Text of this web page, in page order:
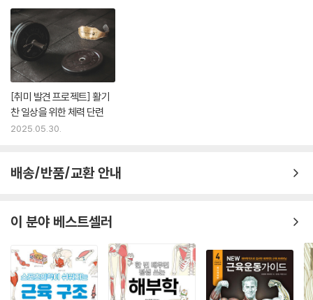
에서 개인의 상태, 나이, 환경 등을 고려해 자신에게 맞는 운동을 선택하는
것은 결코 쉬운 일이 아닙니다. 이 책은 마치 에베레스트를 안내하는 셰르
파처럼, "어떻게 운동을 시작해야 할까?"라는 고민에 길잡이가 되어줍니
다. '건강'이라는 산을 오르기 위해 꼭 알아야 할 기초 지식과 운동 방법을
누구나 이해하기 쉽게 풀어냈으며, 다양한 상황에서 적용할 수 있도록 안
내합니다.
- 이진 (스포츠 사이언스 랩(SSL) 헤드 코치)
운동 지도사들에게는 몸의 기능적 움직임을 다시 고민할 기회를 제공합니
다. 단순한 동작을 따라 하는 것을 넘어, 왜 이런 움직임이 필요한지에 대한
성장하고자 하는 이들까지, 모두에게 의미 있는 통찰을 줄 수 있는 책입니
- 박아름 (아름답다 필라테스 원장)
운동의 본질을 꿰뚫어보는 통찰력과 유쾌한 에너지를 겸비한 전문가 윤현
[취미 발견 프로젝트] 활기
찬 일상을 위한 체력 단련
2025.05.30.
배송/반품/교환 안내
이 분야 베스트셀러